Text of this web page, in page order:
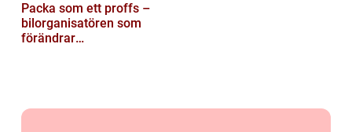
Packa som ett proffs –
bilorganisatören som
förändrar